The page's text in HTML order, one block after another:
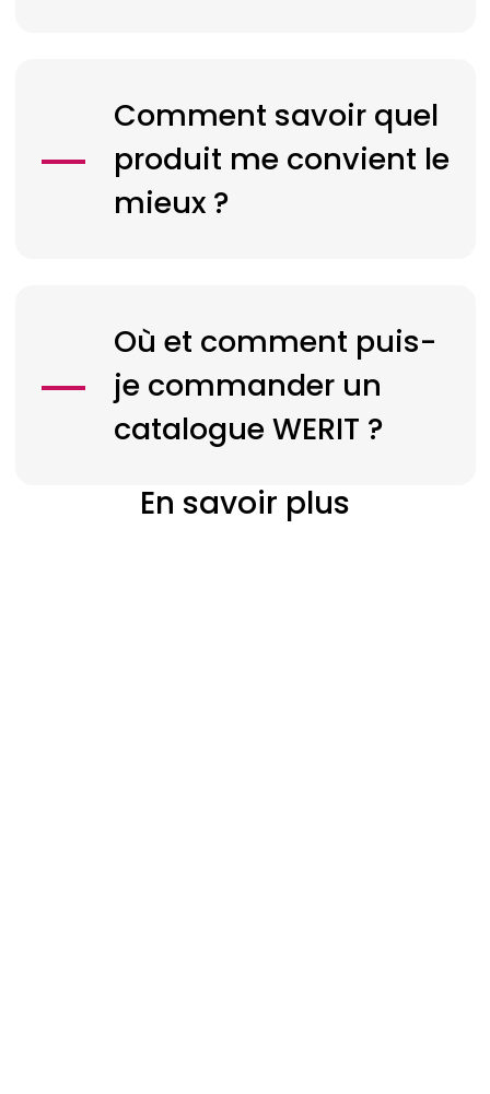
Comment savoir quel
produit me convient le
mieux ?
Où et comment puis-
je commander un
catalogueWERIT ?
En savoir plus